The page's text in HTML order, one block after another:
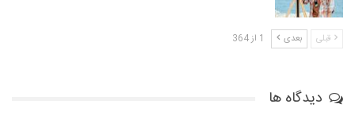
قبلی بعدی 1 از 364
دیدگاه ها